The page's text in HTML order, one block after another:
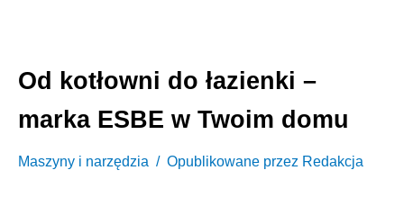
Od kotłowni do łazienki –
marka ESBE w Twoim domu
Maszyny i narzędzia Opublikowane przez Redakcja